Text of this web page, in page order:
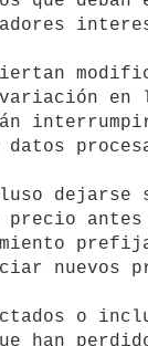
en
datos
dejarse
precio
nuevos
o
han